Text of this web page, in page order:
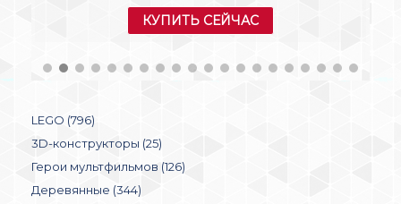
КУПИТЬ СЕЙЧАС
LEGO (796)
3D-конструкторы (25)
Герои мультфильмов (126)
Деревянные (344)